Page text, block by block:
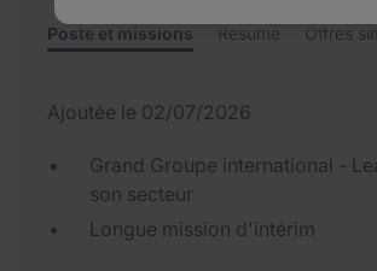
Poste et missions Résumé Offres
Ajoutée le 02/07/2026
Grand Groupe international -
son secteur
Longue mission d'intérim